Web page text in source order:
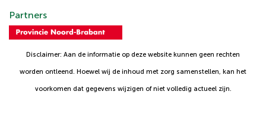
Partners
Disclaimer: Aan de informatie op deze website kunnen geen rechten
worden ontleend. Hoewel wij de inhoud met zorg samenstellen, kan het
voorkomen dat gegevens wijzigen of niet volledig actueel zijn.